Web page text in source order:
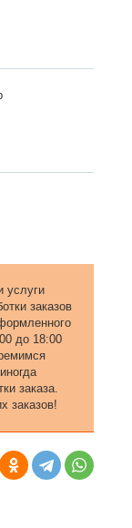
услуги
заказов
до 18:00
заказа.
заказов!